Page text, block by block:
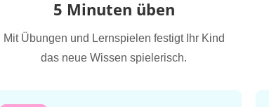
5 Minuten üben
Mit Übungen und Lernspielen festigt Ihr Kind
das neue Wissen spielerisch.